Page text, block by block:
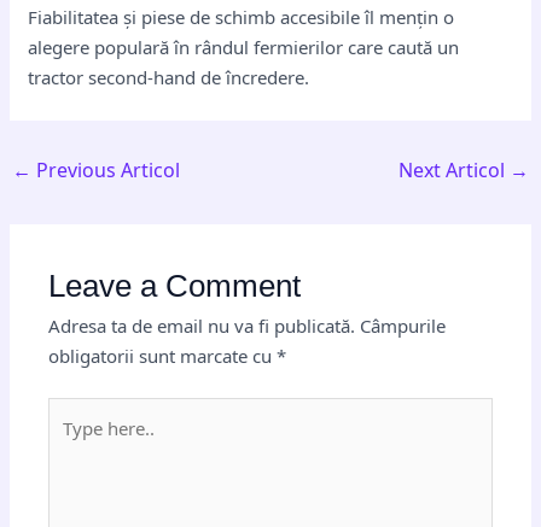
Fiabilitatea și piese de schimb accesibile îl mențin o
alegere populară în rândul fermierilor care caută un
tractor second-hand de încredere.
← Previous Articol Next Articol →
Leave a Comment
Adresa ta de email nu va fi publicată. Câmpurile
obligatorii sunt marcate cu*
here..